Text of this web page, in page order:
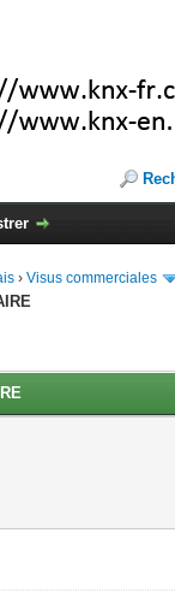
› Visus commerciales